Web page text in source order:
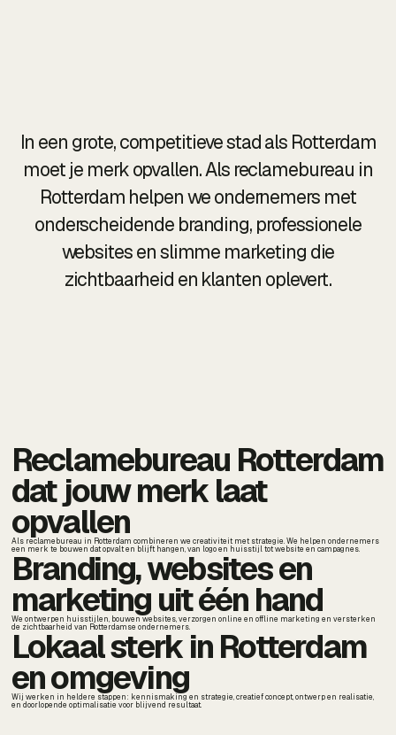
In een grote, competitieve stad als Rotterdam
moet je merk opvallen. Als reclamebureau in
Rotterdam helpen we ondernemers met
onderscheidende branding, professionele
websites en slimme marketing die
zichtbaarheid en klanten oplevert.
Reclamebureau Rotterdam
dat jouw merk laat
opvallen
Als reclamebureau in Rotterdam combineren we creativiteit met strategie. We helpen ondernemers
een merk te bouwen dat opvalt en blijft hangen, van logo en huisstijl tot website en campagnes.
Branding, websites en
marketing uit één hand
We ontwerpen huisstijlen, bouwen websites, verzorgen online en offline marketing en versterken
de zichtbaarheid van Rotterdamse ondernemers.
Lokaal sterk in Rotterdam
en omgeving
Wij werken in heldere stappen: kennismaking en strategie, creatief concept, ontwerp en realisatie,
en doorlopende optimalisatie voor blijvend resultaat.